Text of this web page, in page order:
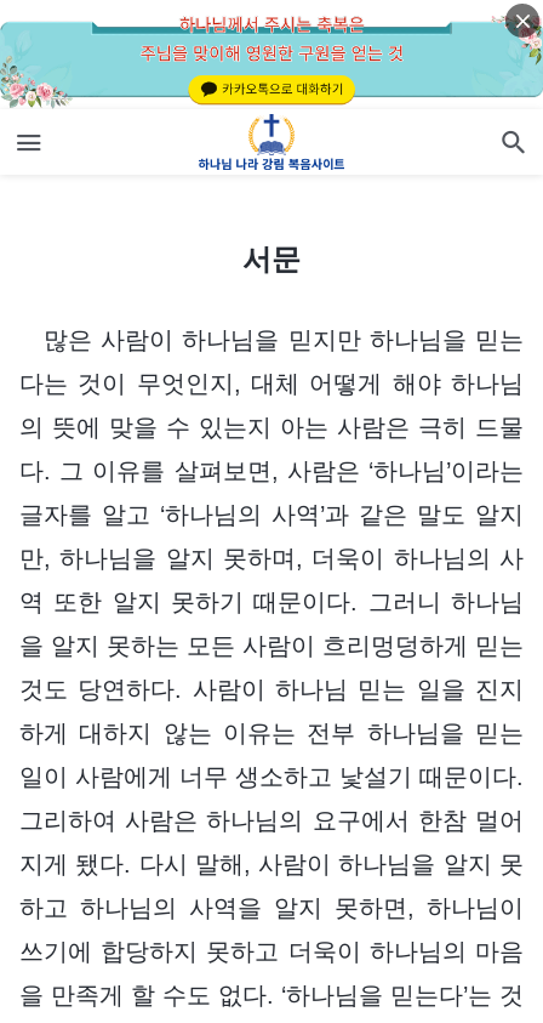
서문
많은 사람이 하나님을 믿지만 하나님을 믿는
다는 것이 무엇인지, 대체 어떻게 해야 하나님
의 뜻에 맞을 수 있는지 아는 사람은 극히 드물
다. 그 이유를 살펴보면, 사람은 ‘하나님’이라는
글자를 알고 ‘하나님의 사역’과 같은 말도 알지
만, 하나님을 알지 못하며, 더욱이 하나님의 사
역 또한 알지 못하기 때문이다. 그러니 하나님
을 알지 못하는 모든 사람이 흐리멍덩하게 믿는
것도 당연하다. 사람이 하나님 믿는 일을 진지
하게 대하지 않는 이유는 전부 하나님을 믿는
일이 사람에게 너무 생소하고 낯설기 때문이다.
그리하여 사람은 하나님의 요구에서 한참 멀어
지게 됐다. 다시 말해, 사람이 하나님을 알지 못
하고 하나님의 사역을 알지 못하면, 하나님이
쓰기에 합당하지 못하고 더욱이 하나님의 마음
을 만족게 할 수도 없다. ‘하나님을 믿는다’는 것